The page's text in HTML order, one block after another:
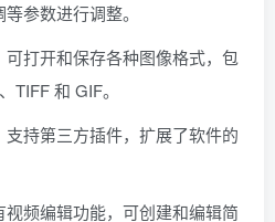
参数进行调整。
可打开和保存各种图像格式，包
TIFF 和 GIF。
支持第三方插件，扩展了软件的
视频编辑功能，可创建和编辑简